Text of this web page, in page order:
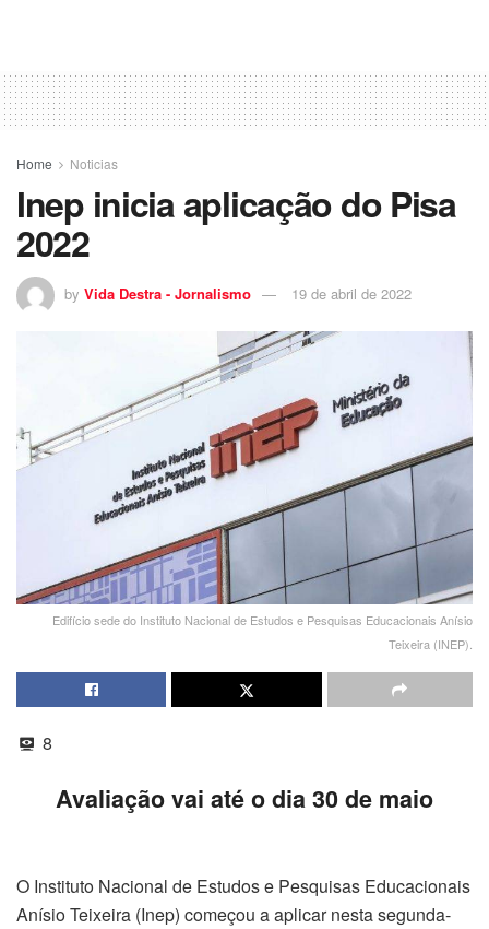
Home Noticias
Inep inicia aplicação do Pisa
2022
by Vida Destra - Jornalismo 19 de abril de 2022
Edifício sede do Instituto Nacional de Estudos e Pesquisas Educacionais Anísio
Teixeira (INEP).
8
Avaliação vai até o dia 30 de maio
O Instituto Nacional de Estudos e Pesquisas Educacionais
Anísio Teixeira (Inep) começou a aplicar nesta segunda-